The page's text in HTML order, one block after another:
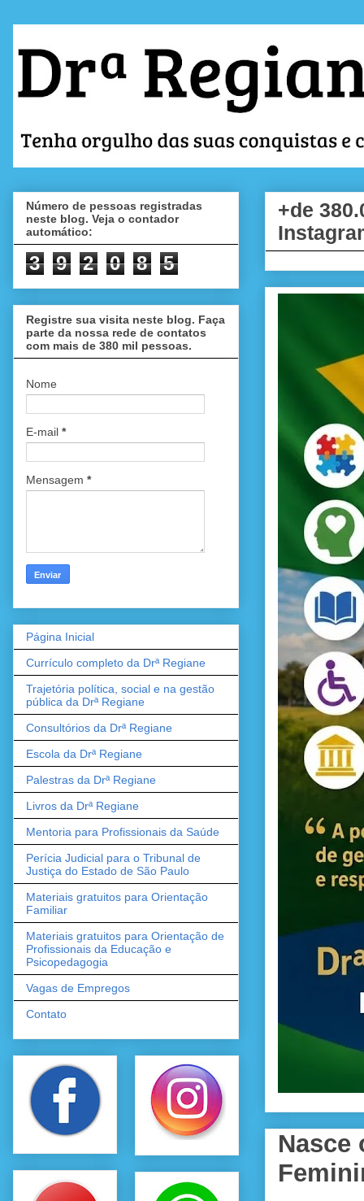
+de
Nasce
Número de pessoas registradas
neste blog. Veja o contador
automático:
3 9 2 0 8 5
Registre sua visita neste blog. Faça
parte da nossa rede de contatos
com mais de 380 mil pessoas.
Nome
E-mail *
Mensagem *
Página Inicial
Currículo completo da Drª Regiane
Trajetória política, social e na gestão
pública da Drª Regiane
Consultórios da Drª Regiane
Escola da Drª Regiane
Palestras da Drª Regiane
Livros da Drª Regiane
Mentoria para Profissionais da Saúde
Perícia Judicial para o Tribunal de
Justiça do Estado de São Paulo
Materiais gratuitos para Orientação
Familiar
Materiais gratuitos para Orientação de
Profissionais da Educação e
Psicopedagogia
Vagas de Empregos
Contato